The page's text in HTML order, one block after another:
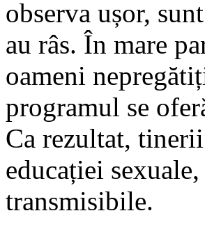
observa ușor,
au râs. În mare
oameni
programul se
Ca rezultat,
educației
transmisibile.